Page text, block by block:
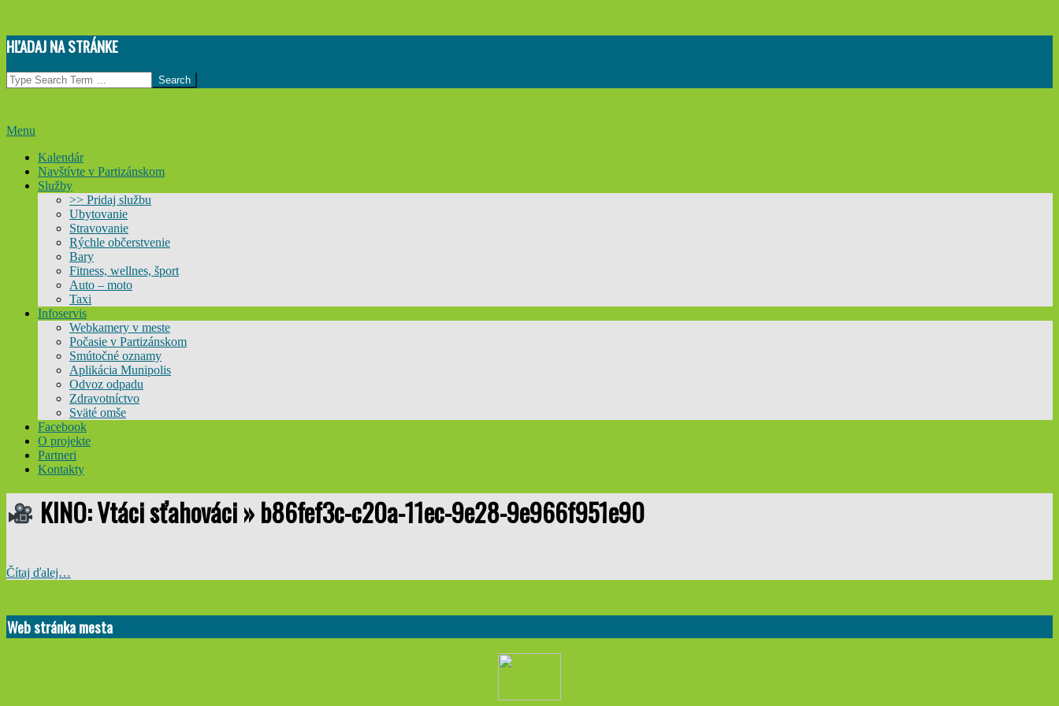
Skip
to
content
HĽADAJ NA STRÁNKE
Search
Primary
Menu
Menu
Kalendár
Navštívte v Partizánskom
Služby
>> Pridaj službu
Ubytovanie
Stravovanie
Rýchle občerstvenie
Bary
Fitness, wellnes, šport
Auto – moto
Taxi
Infoservis
Webkamery v meste
Počasie v Partizánskom
Smútočné oznamy
Aplikácia Munipolis
Odvoz odpadu
Zdravotníctvo
Sväté omše
Facebook
O projekte
Partneri
Kontakty
KINO: Vtáci sťahováci »b86fef3c-c20a-11ec-9e28-9e966f951e90
Čítaj ďalej…
05-
02
Web stránka mesta